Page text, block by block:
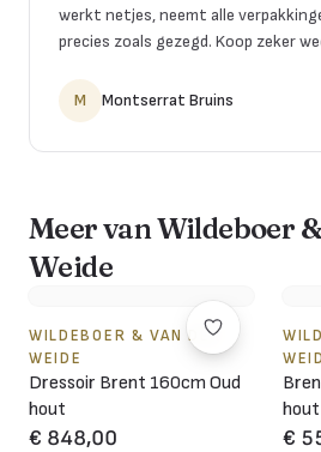
werkt netjes, neemt alle
precies zoals gezegd. Koop zeker
M Montserrat Bruins
Meer van Wildeboer
Weide
WILDEBOER & VAN DER
WEIDE
Dressoir Brent 160cm Oud
hout
€ 848,00
hout
€